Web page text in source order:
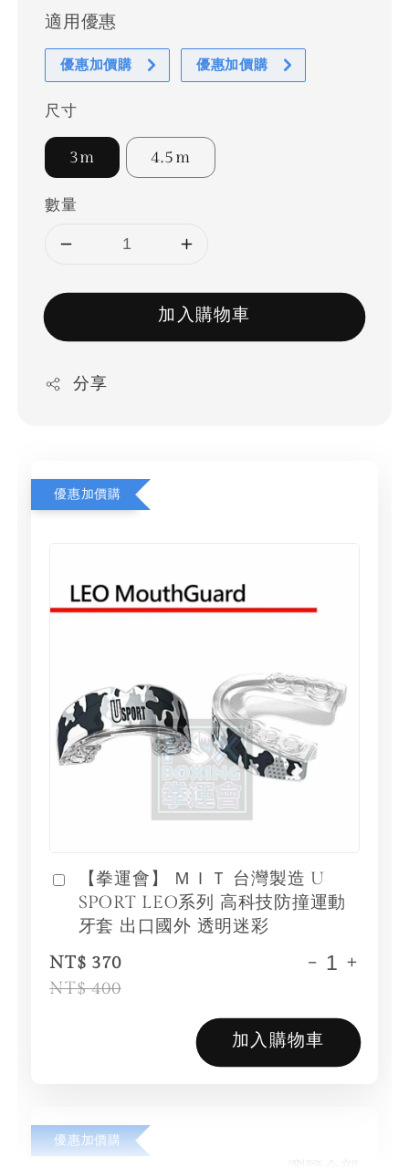
適用優惠
優惠加價購 優惠加價購
尺寸
3m 4.5m
數量
加入購物車
分享
優惠加價購
【拳運會】 ＭＩＴ 台灣製造 U
SPORT LEO系列 高科技防撞運動
牙套 出口國外 透明迷彩
NT$ 370
NT$ 400
- +
加入購物車
優惠加價購